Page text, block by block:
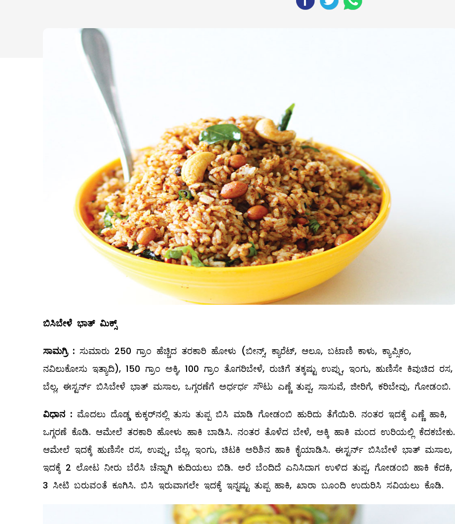
ಬಿಸಿಬೇಳೆ ಭಾತ್‌ ಮಿಕ್ಸ್
ಸಾಮಗ್ರಿ : ಸುಮಾರು 250 ಗ್ರಾಂ ಹೆಚ್ಚಿದ ತರಕಾರಿ ಹೋಳು (ಬೀನ್ಸ್, ಕ್ಯಾರೆಟ್‌, ಆಲೂ, ಬಟಾಣಿ ಕಾಳು, ಕ್ಯಾಪ್ಸಿಕಂ,
ನವಿಲುಕೋಸು ಇತ್ಯಾದಿ), 150 ಗ್ರಾಂ ಅಕ್ಕಿ, 100 ಗ್ರಾಂ ತೊಗರಿಬೇಳೆ, ರುಚಿಗೆ ತಕ್ಕಷ್ಟು ಉಪ್ಪು, ಇಂಗು, ಹುಣಿಸೇ ಕಿವುಚಿದ ರಸ,
ಬೆಲ್ಲ, ಈಸ್ಟರ್ನ್‌ ಬಿಸಿಬೇಳೆ ಭಾತ್‌ ಮಸಾಲ, ಒಗ್ಗರಣೆಗೆ ಅರ್ಧರ್ಧ ಸೌಟು ಎಣ್ಣೆ ತುಪ್ಪ, ಸಾಸುವೆ, ಜೀರಿಗೆ, ಕರಿಬೇವು, ಗೋಡಂಬಿ.
ವಿಧಾನ : ಮೊದಲು ದೊಡ್ಡ ಕುಕ್ಕರ್‌ನಲ್ಲಿ ತುಸು ತುಪ್ಪ ಬಿಸಿ ಮಾಡಿ ಗೋಡಂಬಿ ಹುರಿದು ತೆಗೆಯಿರಿ. ನಂತರ ಇದಕ್ಕೆ ಎಣ್ಣೆ ಹಾಕಿ,
ಒಗ್ಗರಣೆ ಕೊಡಿ. ಆಮೇಲೆ ತರಕಾರಿ ಹೋಳು ಹಾಕಿ ಬಾಡಿಸಿ. ನಂತರ ತೊಳೆದ ಬೇಳೆ, ಅಕ್ಕಿ ಹಾಕಿ ಮಂದ ಉರಿಯಲ್ಲಿ ಕೆದಕಬೇಕು.
ಆಮೇಲೆ ಇದಕ್ಕೆ ಹುಣಿಸೇ ರಸ, ಉಪ್ಪು, ಬೆಲ್ಲ, ಇಂಗು, ಚಿಟಕಿ ಅರಿಶಿನ ಹಾಕಿ ಕೈಯಾಡಿಸಿ. ಈಸ್ಟರ್ನ್‌ ಬಿಸಿಬೇಳೆ ಭಾತ್‌ ಮಸಾಲ,
ಇದಕ್ಕೆ 2 ಲೋಟ ನೀರು ಬೆರೆಸಿ ಚೆನ್ನಾಗಿ ಕುದಿಯಲು ಬಿಡಿ. ಅರೆ ಬೆಂದಿದೆ ಎನಿಸಿದಾಗ ಉಳಿದ ತುಪ್ಪ, ಗೋಡಂಬಿ ಹಾಕಿ ಕೆದಕಿ,
3 ಸೀಟಿ ಬರುವಂತೆ ಕೂಗಿಸಿ. ಬಿಸಿ ಇರುವಾಗಲೇ ಇದಕ್ಕೆ ಇನ್ನಷ್ಟು ತುಪ್ಪ ಹಾಕಿ, ಖಾರಾ ಬೂಂದಿ ಉದುರಿಸಿ ಸವಿಯಲು ಕೊಡಿ.